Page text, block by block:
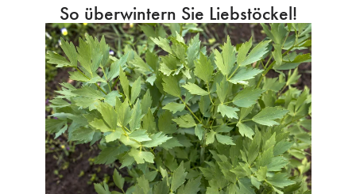
So überwintern Sie Liebstöckel!